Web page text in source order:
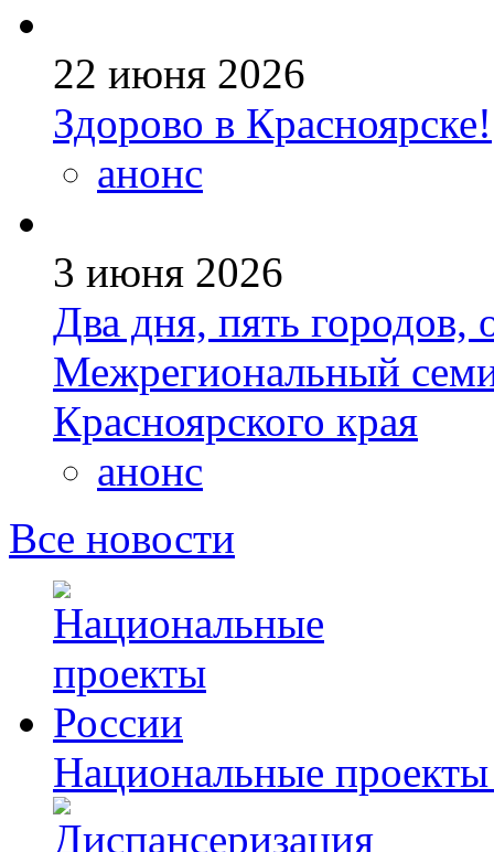
22 июня 2026
Здорово в Красноярске!
анонс
3 июня 2026
Два дня, пять городов,
Межрегиональный
Красноярского края
анонс
Все новости
Национальные